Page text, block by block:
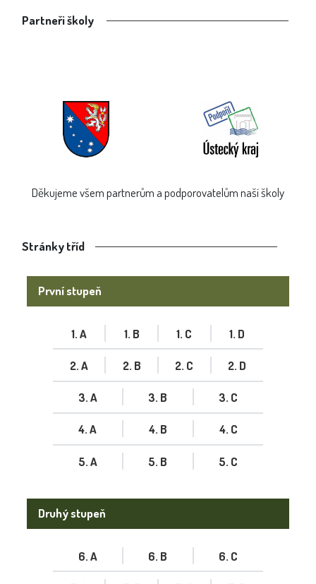
Partneři školy
Děkujeme všem partnerům a podporovatelům naší školy
Stránky tříd
První stupeň
1. A 1. B 1. C 1. D
2. A 2. B 2. C 2. D
3. A 3. B 3. C
4. A 4. B 4. C
5. A 5. B 5. C
Druhý stupeň
6. A 6. B 6. C